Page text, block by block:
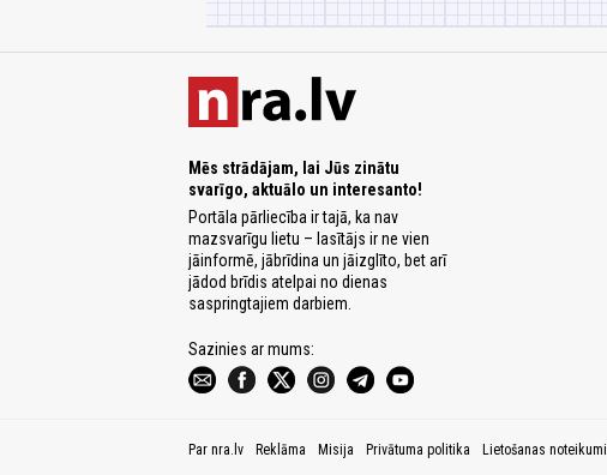
Mēs strādājam, lai Jūs zinātu
svarīgo, aktuālo un interesanto!
Portāla pārliecība ir tajā, ka nav
mazsvarīgu lietu – lasītājs ir ne vien
jāinformē, jābrīdina un jāizglīto, bet arī
jādod brīdis atelpai no dienas
saspringtajiem darbiem.
Sazinies ar mums:
Par nra.lv Reklāma Misija Privātuma politika Lietošanas noteikumi